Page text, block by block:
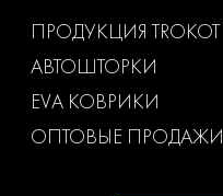
Маз
ПРОДУКЦИЯ TROKOT
АВТОШТОРКИ
EVA КОВРИКИ
ОПТОВЫЕ ПРОДАЖИ